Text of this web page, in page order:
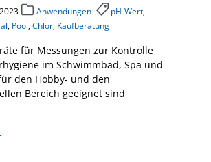
Anwendungen pH-Wert,
, Pool,Chlor, Kaufberatung
für Messungen zur Kontrolle
im Schwimmbad, Spa und
den Hobby- und den
Bereich geeignet sind